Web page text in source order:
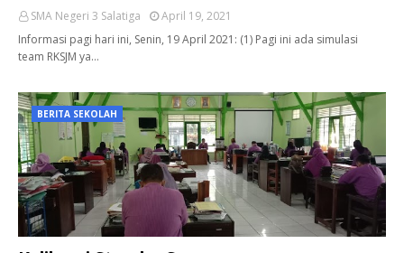
SMA Negeri 3 Salatiga
April 19, 2021
Informasi pagi hari ini, Senin, 19 April 2021: (1) Pagi ini ada simulasi
team RKSJM ya…
BERITA SEKOLAH